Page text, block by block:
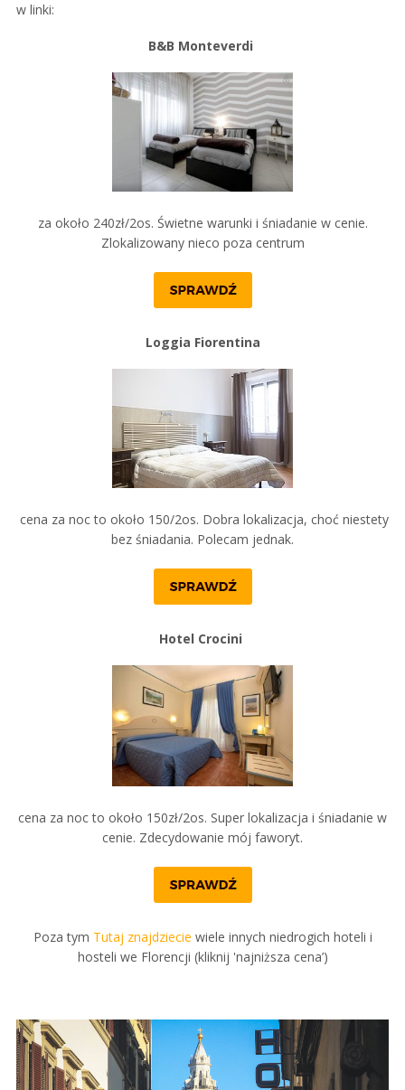
w linki:
B&B Monteverdi
za około 240zł/2os. Świetne warunki i śniadanie w cenie.
Zlokalizowany nieco poza centrum
Loggia Fiorentina
cena za noc to około 150/2os. Dobra lokalizacja, choć niestety
bez śniadania. Polecam jednak.
Hotel Crocini
cena za noc to około 150zł/2os. Super lokalizacja i śniadanie w
cenie. Zdecydowanie mój faworyt.
Poza tym Tutaj znajdziecie wiele innych niedrogich hoteli i
hosteli we Florencji (kliknij 'najniższa cena’)